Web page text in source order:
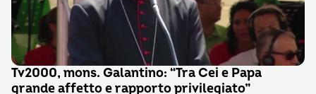
Tv2000, mons. Galantino: “Tra Cei e Papa
grande affetto e rapporto privilegiato”